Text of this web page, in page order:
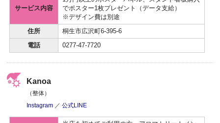
サービス内容
でポスター1枚プレゼント（データ支給）
※デザイン費は別途
住所 桐生市広沢町6-395-6
電話 0277-47-7720
Kanoa
（整体）
Instagram ／公式LINE